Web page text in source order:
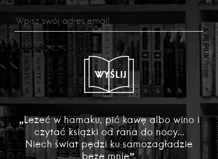
WYŚLIJ
„Leżeć w hamaku, pić kawę albo wino i
czytać książki od rana do nocy...
Niech świat pędzi ku samozagładzie
beze mnie”.